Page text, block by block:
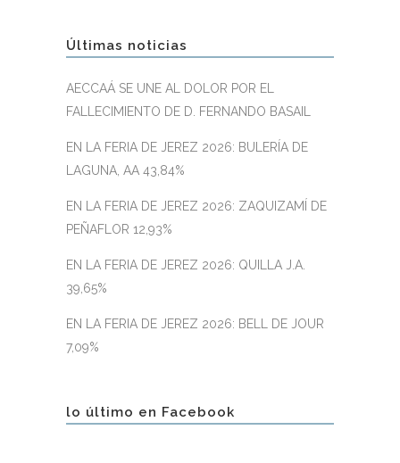
Últimas noticias
AECCAÁ SE UNE AL DOLOR POR EL
FALLECIMIENTO DE D. FERNANDO BASAIL
EN LA FERIA DE JEREZ 2026: BULERÍA DE
LAGUNA, AA 43,84%
EN LA FERIA DE JEREZ 2026: ZAQUIZAMÍ DE
PEÑAFLOR 12,93%
EN LA FERIA DE JEREZ 2026: QUILLA J.A.
39,65%
EN LA FERIA DE JEREZ 2026: BELL DE JOUR
7,09%
lo último en Facebook